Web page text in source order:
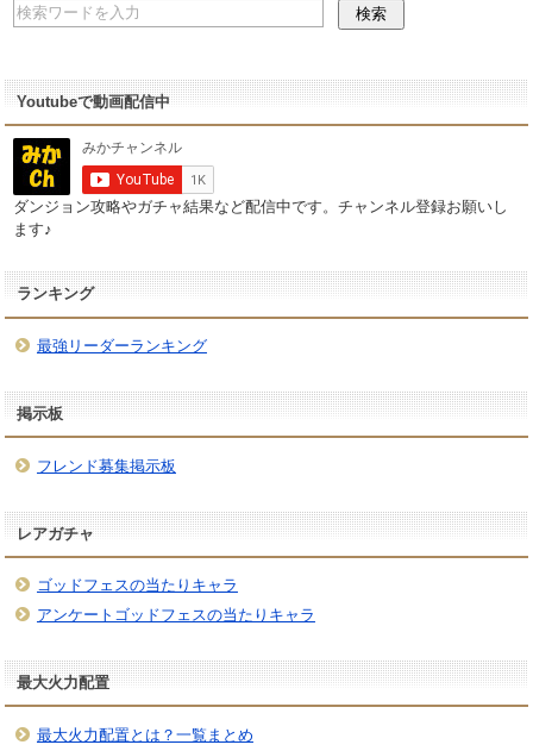
Youtubeで動画配信中
ダンジョン攻略やガチャ結果など配信中です。チャンネル登録お願いし
ます♪
ランキング
最強リーダーランキング
掲示板
フレンド募集掲示板
レアガチャ
ゴッドフェスの当たりキャラ
アンケートゴッドフェスの当たりキャラ
最大火力配置
最大火力配置とは？一覧まとめ